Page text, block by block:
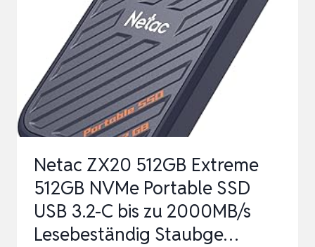
Netac ZX20 512GB Extreme
512GB NVMe Portable SSD
USB 3.2-C bis zu 2000MB/s
Lesebeständig Staubge…